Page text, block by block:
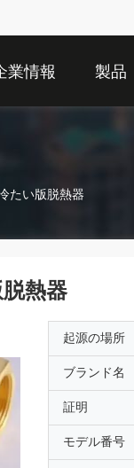
業情報 製品
たい版脱熱器
熱器
起源の場所
ブランド名
証明
モデル番号